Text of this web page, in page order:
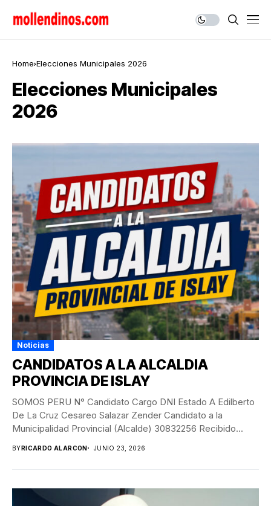
Home Elecciones Municipales 2026
Elecciones Municipales
2026
Noticias
CANDIDATOS A LA ALCALDIA
PROVINCIA DE ISLAY
SOMOS PERU N° Candidato Cargo DNI Estado A Edilberto
De La Cruz Cesareo Salazar Zender Candidato a la
Municipalidad Provincial (Alcalde) 30832256 Recibido...
BY RICARDO ALARCON JUNIO 23, 2026